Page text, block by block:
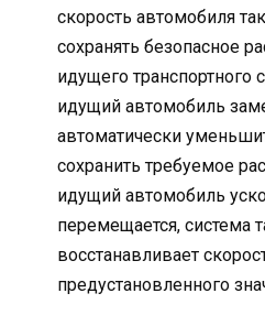
скорость автомобиля
сохранять безопасное
идущего транспортного
идущий автомобиль
автоматически
сохранить требуемое
идущий автомобиль
перемещается, система
восстанавливает
предустановленного